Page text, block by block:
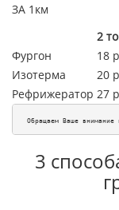
ЗА 1км
2
Фургон
18
Изотерма
20
Рефрижератор 27
Обращаем Ваше
3